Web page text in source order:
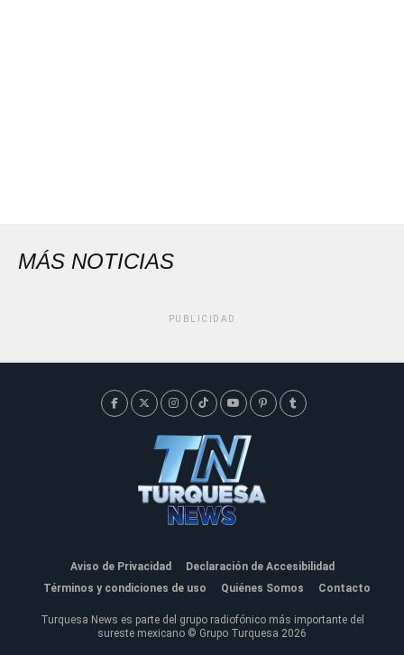
MÁS NOTICIAS
PUBLICIDAD
Aviso de Privacidad
Declaración de Accesibilidad
Términos y condiciones de uso
Quiénes Somos Contacto
Turquesa News es parte del grupo radiofónico más importante del
sureste mexicano © Grupo Turquesa 2026